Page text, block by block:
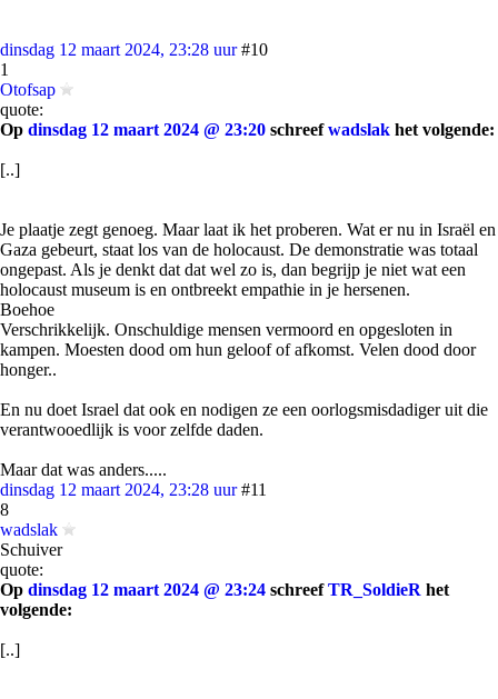
dinsdag 12 maart 2024, 23:28 uur #10
1
Otofsap
quote:
Op dinsdag 12 maart 2024 @ 23:20 schreefwadslak het volgende:
[..]
Je plaatje zegt genoeg. Maar laat ik het proberen. Wat er nu in Israël en
Gaza gebeurt, staat los van de holocaust. De demonstratie was totaal
ongepast. Als je denkt dat dat wel zo is, dan begrijp je niet wat een
holocaust museum is en ontbreekt empathie in je hersenen.
Boehoe
Verschrikkelijk. Onschuldige mensen vermoord en opgesloten in
kampen. Moesten dood om hun geloof of afkomst. Velen dood door
honger..
En nu doet Israel dat ook en nodigen ze een oorlogsmisdadiger uit die
verantwooedlijk is voor zelfde daden.
Maar dat was anders.....
dinsdag 12 maart 2024, 23:28 uur #11
8
wadslak
Schuiver
quote:
Op dinsdag 12 maart 2024 @ 23:24 schreefTR_SoldieR het
volgende:
[..]